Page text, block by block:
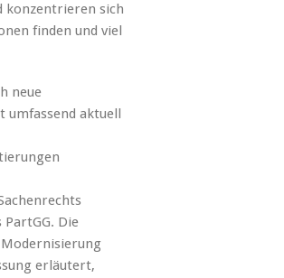
konzentrieren sich
finden und viel
neue
umfassend aktuell
PartGG. Die
erläutert,